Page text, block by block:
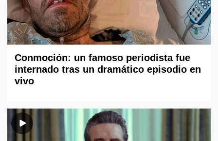
Conmoción: un famoso periodista fue
internado tras un dramático episodio en
vivo